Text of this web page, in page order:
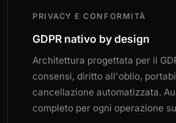
PRIVACY E CONFORMITÀ
GDPR nativo by design
Architettura progettata per il
consensi, diritto all'oblio,
cancellazione automatizzata.
completo per ogni operazione